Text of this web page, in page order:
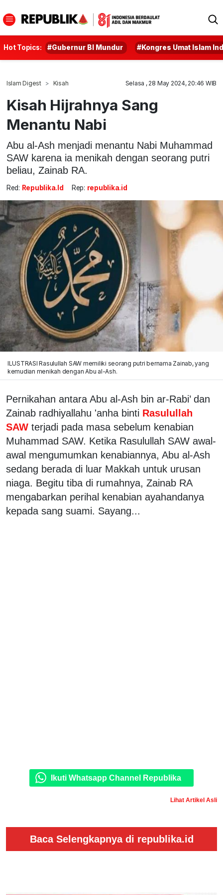
Hot Topics: #Gubernur BI Mundur #Kongres Umat Islam
Islam Digest Kisah Selasa , 28 May 2024, 20:46 WIB
Kisah Hijrahnya Sang
Menantu Nabi
Abu al-Ash menjadi menantu Nabi Muhammad
SAW karena ia menikah dengan seorang putri
beliau, Zainab RA.
Red: Republika.id Rep: republika.id
ILUSTRASI Rasulullah SAW memiliki seorang putri bernama Zainab, yang
kemudian menikah dengan Abu al-Ash.
Pernikahan antara Abu al-Ash bin ar-Rabi’ dan
Zainab radhiyallahu 'anha binti Rasulullah
SAW terjadi pada masa sebelum kenabian
Muhammad SAW. Ketika Rasulullah SAW awal-
awal mengumumkan kenabiannya, Abu al-Ash
sedang berada di luar Makkah untuk urusan
niaga. Begitu tiba di rumahnya, Zainab RA
mengabarkan perihal kenabian ayahandanya
kepada sang suami. Sayang...
Ikuti Whatsapp Channel Republika
Lihat Artikel Asli
Baca Selengkapnya di republika.id